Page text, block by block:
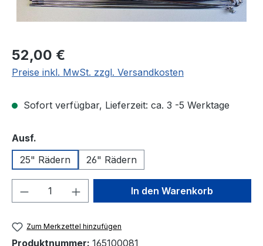
Regulärer Preis:
52,00 €
Preise inkl. MwSt. zzgl. Versandkosten
Sofort verfügbar, Lieferzeit: ca. 3 -5 Werktage
Ausf.
25" Rädern
26" Rädern
Produkt Anzahl: Gib denIn den Warenkorb
Zum Merkzettel hinzufügen
Produktnummer: 165100081